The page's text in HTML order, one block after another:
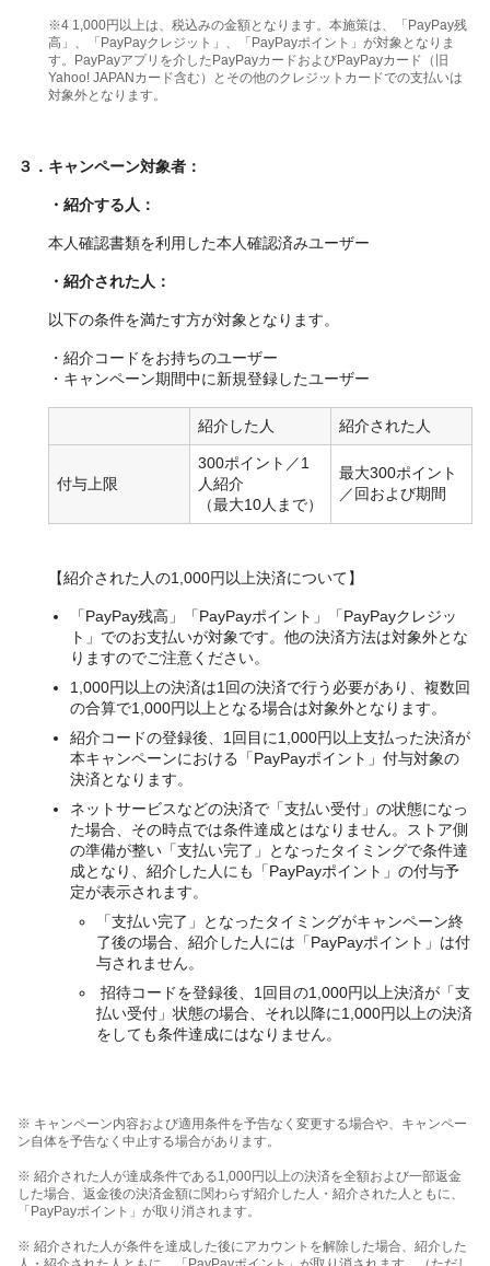
※4 1,000円以上は、税込みの金額となります。本施策は、「PayPay残
高」、「PayPayクレジット」、「PayPayポイント」が対象となりま
す。PayPayアプリを介したPayPayカードおよびPayPayカード（旧
Yahoo! JAPANカード含む）とその他のクレジットカードでの支払いは
対象外となります。
３．キャンペーン対象者：
・紹介する人：
本人確認書類を利用した本人確認済みユーザー
・紹介された人：
以下の条件を満たす方が対象となります。
・紹介コードをお持ちのユーザー
・キャンペーン期間中に新規登録したユーザー
紹介した人 紹介された人
付与上限
300ポイント／1
人紹介
（最大10人まで）
最大300ポイント
／回および期間
【紹介された人の1,000円以上決済について】
「PayPay残高」「PayPayポイント」「PayPayクレジッ
ト」でのお支払いが対象です。他の決済方法は対象外とな
りますのでご注意ください。
1,000円以上の決済は1回の決済で行う必要があり、複数回
の合算で1,000円以上となる場合は対象外となります。
紹介コードの登録後、1回目に1,000円以上支払った決済が
本キャンペーンにおける「PayPayポイント」付与対象の
決済となります。
ネットサービスなどの決済で「支払い受付」の状態になっ
た場合、その時点では条件達成とはなりません。ストア側
の準備が整い「支払い完了」となったタイミングで条件達
成となり、紹介した人にも「PayPayポイント」の付与予
定が表示されます。
「支払い完了」となったタイミングがキャンペーン終
了後の場合、紹介した人には「PayPayポイント」は付
与されません。
招待コードを登録後、1回目の1,000円以上決済が「支
払い受付」状態の場合、それ以降に1,000円以上の決済
をしても条件達成にはなりません。
※ キャンペーン内容および適用条件を予告なく変更する場合や、キャンペー
ン自体を予告なく中止する場合があります。
※ 紹介された人が達成条件である1,000円以上の決済を全額および一部返金
した場合、返金後の決済金額に関わらず紹介した人・紹介された人ともに、
「PayPayポイント」が取り消されます。
※ 紹介された人が条件を達成した後にアカウントを解除した場合、紹介した